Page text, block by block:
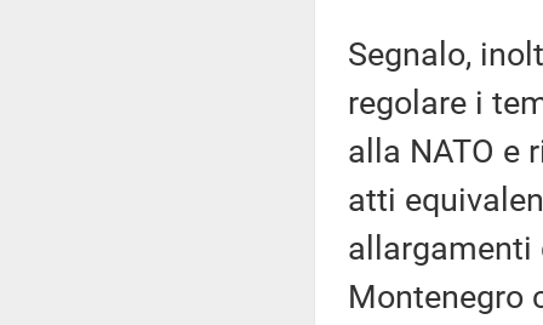
Segnalo,
regolare i
alla NATO e
atti
allargamenti
Montenegro